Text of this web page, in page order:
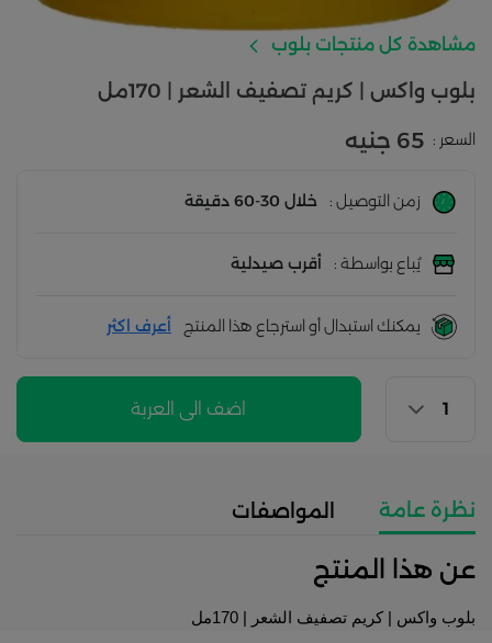
مشاهدة كل منتجات بلوب
بلوب واكس | كريم تصفيف الشعر | 170مل
السعر : 65 جنيه
زمن التوصيل : خلال 30-60 دقيقة
يُباع بواسطة : أقرب صيدلية
يمكنك استبدال أو استرجاع هذا المنتج أعرف اكثر
اضف الى العربة
نظرة عامة المواصفات
عن هذا المنتج
بلوب واكس | كريم تصفيف الشعر | 170مل